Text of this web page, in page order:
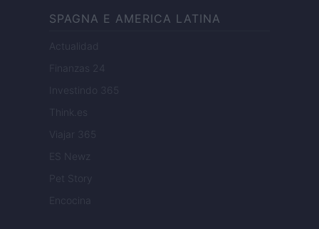
SPAGNA E AMERICA LATINA
Actualidad
Finanzas 24
Investindo 365
Think.es
Viajar 365
ES Newz
Pet Story
Encocina